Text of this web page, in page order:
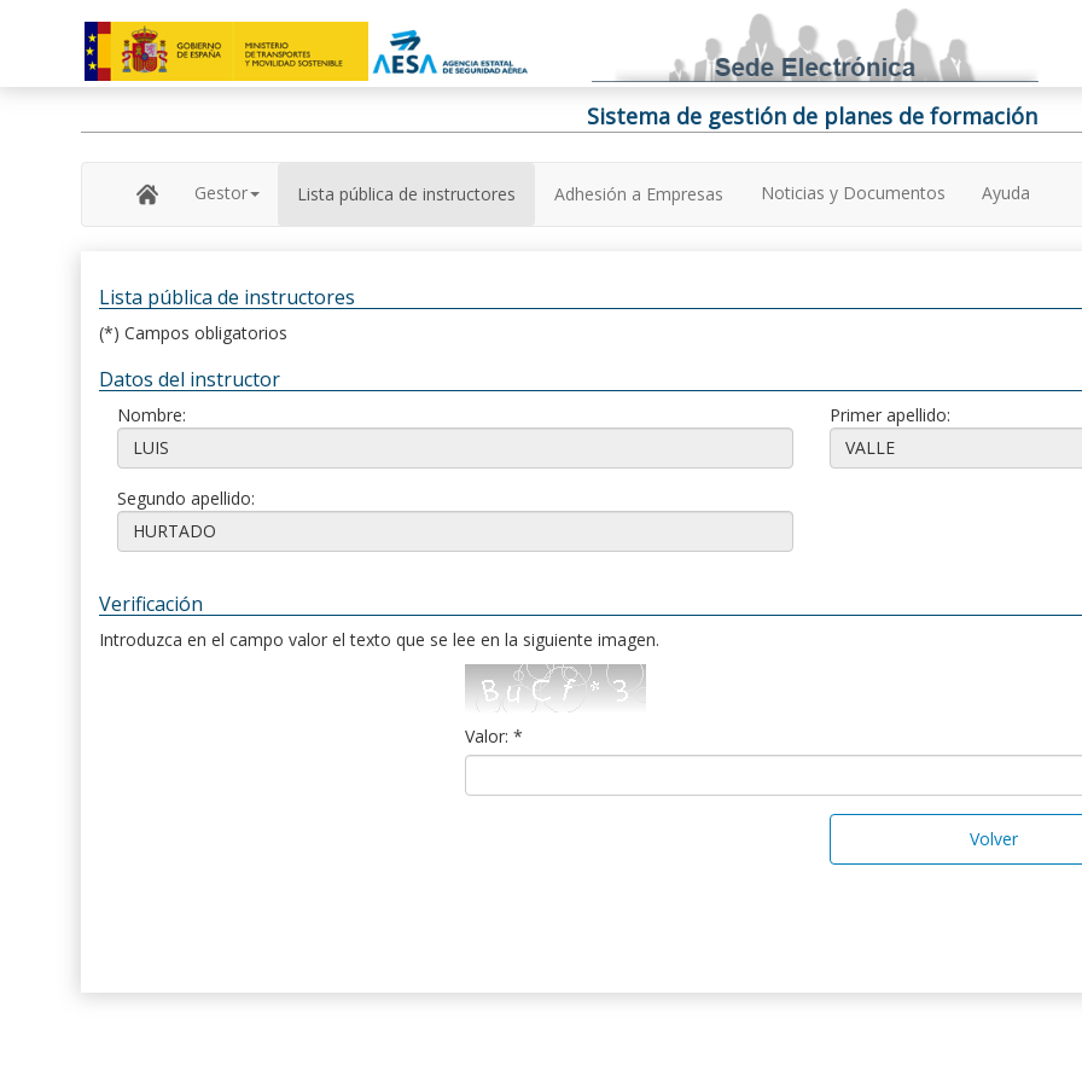
Sistema de gestión de planes de formación
Gestor Lista pública de instructores Adhesión a Empresas Noticias y Documentos Ayuda
Lista pública de instructores
(*) Campos obligatorios
Datos del instructor
Nombre: Primer apellido:
Segundo apellido:
Verificación
Introduzca en el campo valor el texto que se lee en la siguiente imagen.
Valor: *
Volver